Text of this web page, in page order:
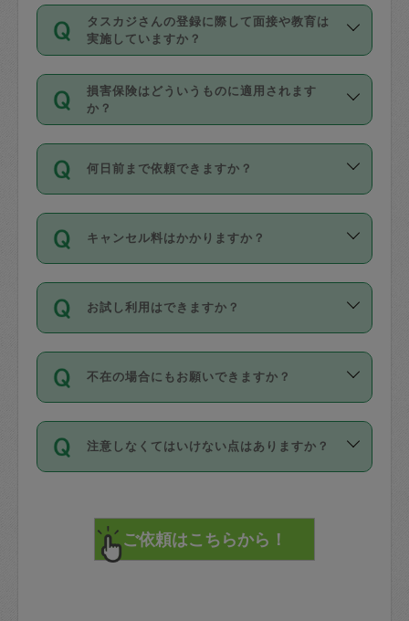
動計算で表示されます。
開始時間を２時間前後変更することが可
能です。依頼送信後、個別にタスカジさ
んにメッセージを送り調整してくださ
い。ただし、２時間を越えての調整はで
時間も被らない場合、損害保険の対象外
する前にタスカジさんのプロフィールで
確認してください。
基本的に、高所での作業や危険作業、屋
外での作業は対象外です。
主婦として長年の家事経験をお持ちの
方、栄養士・調理師といった資格者で保
育園や学校の給食やレストランで料理関
係の専門職に従事されていた方、日本で
すでにハウスキーパーや英語の先生とし
てお仕事をしているフィリピン出身の
社員など様々なバックグラウンドの方が
登録しています。
日本語も話せる方など様々です。
ールに記載していますので、各自の得意
を依頼してください。
タスカジさんの登録に際して面接や教育は
実施していますか？
応募の際に、各自事務局との面接と説明
を行っています。その後、身分証明書の
写真提出をしていただいています。外国
確認しています。タスカジさんトレーニ
ング動画を使ったセルフトレーニングの
現場トライアルを受け、合格したタスカ
ジさんが活動されています。
※テストセンターの講評は１件目のレビュ
参考
【詳細】タスカジさんの登録に際
損害保険はどういうものに適用されます
か？
依頼者とタスカジさんとの間でタスカジ
を通して成立した作業時間内での作業に
適用されます。作業範囲は、掃除、洗
です。作業中に物を壊したり、人にけが
をさせたりした場合が対象で、補償金額
す。
写真を撮り、
詳細FAQ：
損害賠償保険について教えて
何日前まで依頼できますか？
ご依頼は、現在を起点に3日後（72時間
以降）の日時から受付可能となっていま
す。
タスカジさんへ「募集」をかけることが
可能です。
キャンセル料はかかりますか？
キャンセル料には、以下の2種類がありま
す。
1. 直前キャンセル（定期、スポット契約
共通）
72時間を超える※と、以下のキャンセル
料が発生します。
直前キャンセル料：
72時間前〜24時間前＝依頼料金の50%
お試し利用はできますか？
「お試し利用」というメニューはありま
せんが、「一回のみ」依頼を活用するこ
とによって、気に入ったタスカジさんを
まず、条件の合う気になるタスカジさ
みてください。
その後、一番気に入ったタスカジさんに
不在の場合にもお願いできますか？
不在の場合の作業はタスカジさんの同意
が必要です。数回の依頼ののち、タスカ
ジさんと依頼者の間で十分な信頼関係が
てください。
不在時に部屋に入るためにタスカジさん
注意しなくてはいけない点はありますか？
で、必ず鍵のかかるロッカーや金庫に入
れて依頼者の責任の元管理するよう心掛
けてください。